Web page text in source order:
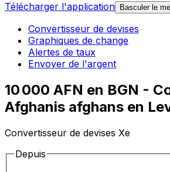
Télécharger l'application
Basculer le
Convertisseur de devises
Graphiques de change
Alertes de taux
Envoyer de l'argent
10 000 AFN en BGN -
Afghanis afghans en
Convertisseur de devises Xe
Depuis